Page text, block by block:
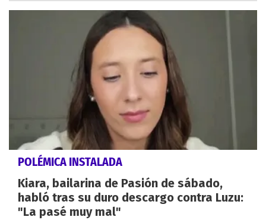
POLÉMICA INSTALADA
Kiara, bailarina de Pasión de sábado,
habló tras su duro descargo contra Luzu:
"La pasé muy mal"